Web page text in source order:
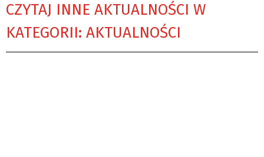
CZYTAJ INNE AKTUALNOŚCI W
KATEGORII: AKTUALNOŚCI